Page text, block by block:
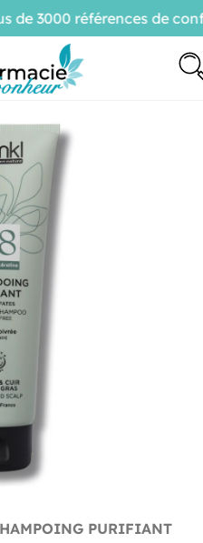
PURIFIANT
3000 références de